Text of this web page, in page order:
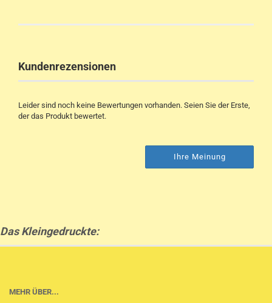
Kundenrezensionen
Leider sind noch keine Bewertungen vorhanden. Seien Sie der Erste,
der das Produkt bewertet.
Ihre Meinung
Das Kleingedruckte:
MEHR ÜBER...